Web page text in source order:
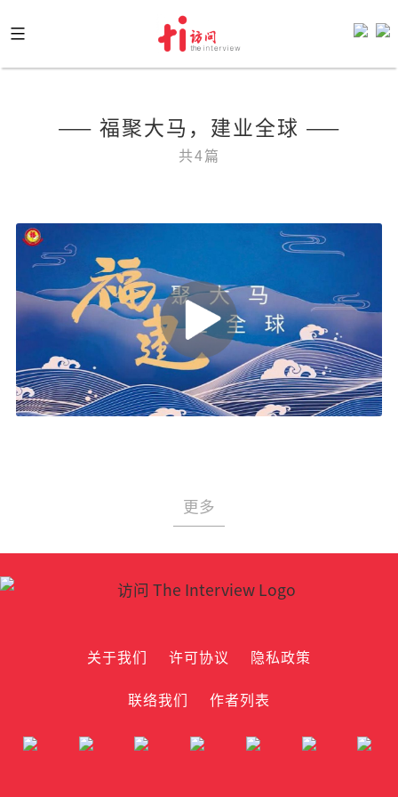
to
content
—— 福聚大马，建业全球 ——
共4篇
更多
关于我们 许可协议
隐私政策
联络我们
作者列表